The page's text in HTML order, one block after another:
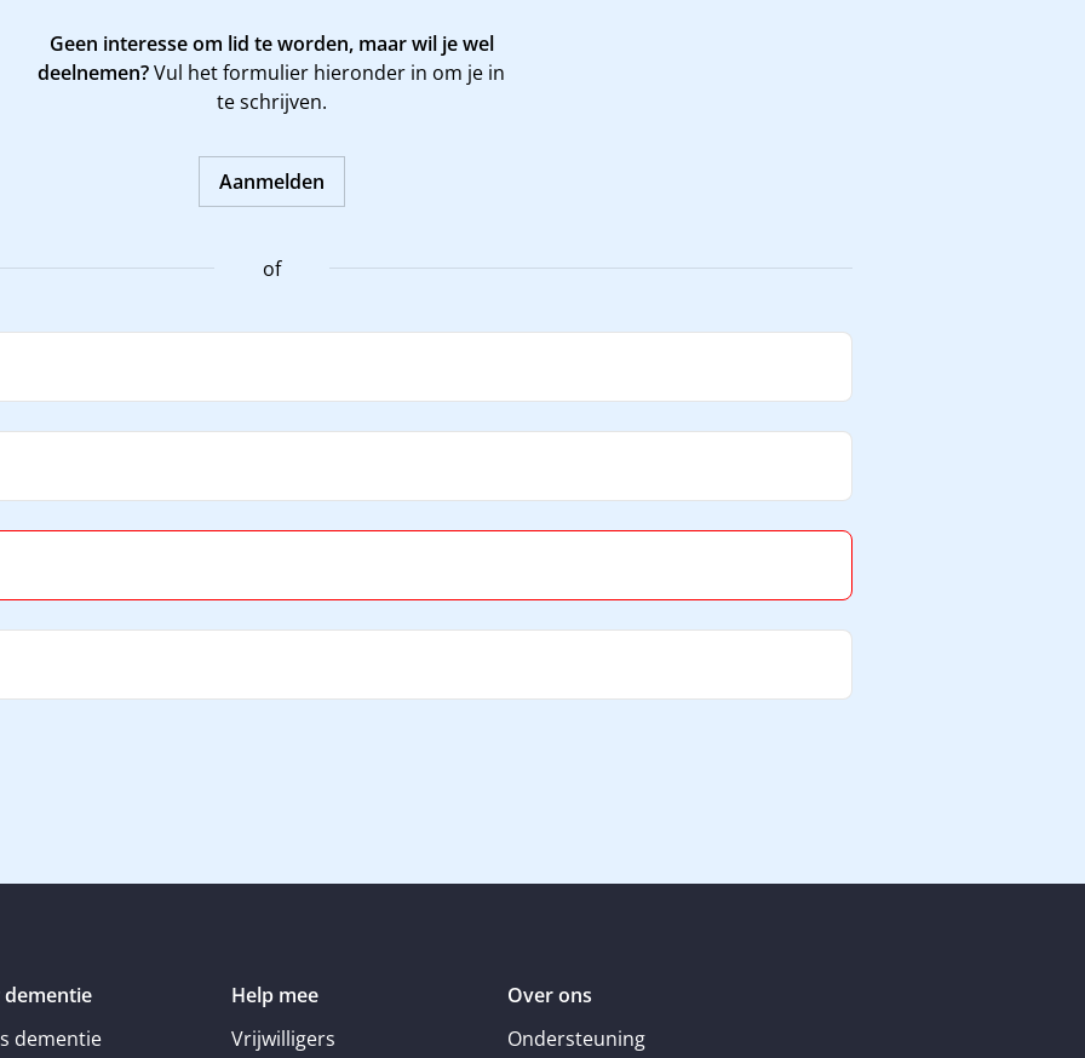
Geen interesse om lid te worden, maar wil je wel
deelnemen?Vul het formulier hieronder in om je in
te schrijven.
Aanmelden
of
dementie
dementie
Help mee
Vrijwilligers
Over ons
Ondersteuning